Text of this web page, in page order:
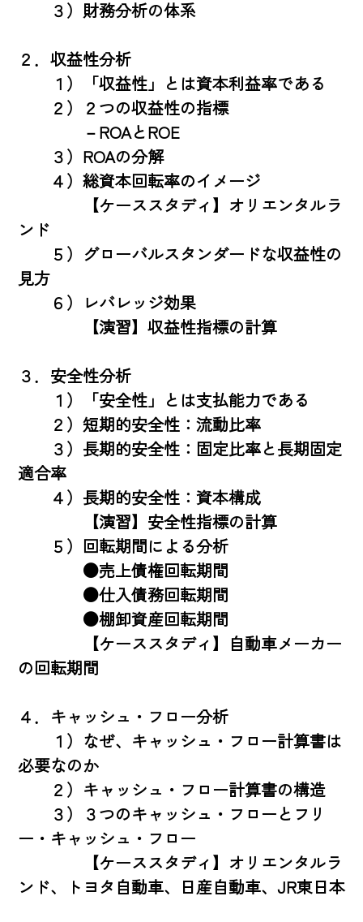
３）財務分析の体系
２．収益性分析
１）「収益性」とは資本利益率である
２）２つの収益性の指標
－ROAとROE
３）ROAの分解
４）総資本回転率のイメージ
【ケーススタディ】オリエンタルラ
ンド
５）グローバルスタンダードな収益性の
見方
６）レバレッジ効果
【演習】収益性指標の計算
３．安全性分析
１）「安全性」とは支払能力である
２）短期的安全性：流動比率
３）長期的安全性：固定比率と長期固定
適合率
４）長期的安全性：資本構成
【演習】安全性指標の計算
５）回転期間による分析
●売上債権回転期間
●仕入債務回転期間
●棚卸資産回転期間
【ケーススタディ】自動車メーカー
の回転期間
４．キャッシュ・フロー分析
１）なぜ、キャッシュ・フロー計算書は
必要なのか
２）キャッシュ・フロー計算書の構造
３）３つのキャッシュ・フローとフリ
ー・キャッシュ・フロー
【ケーススタディ】オリエンタルラ
ンド、トヨタ自動車、日産自動車、JR東日本